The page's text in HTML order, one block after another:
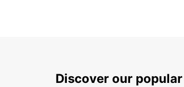
Discover our